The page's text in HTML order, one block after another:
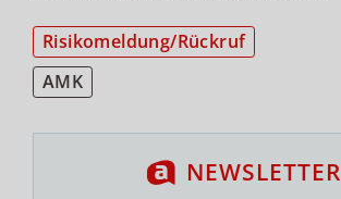
Risikomeldung/Rückruf
AMK
NEWSLETTER